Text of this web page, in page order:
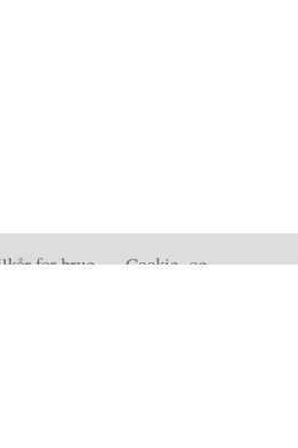
for brug–Cookie- og